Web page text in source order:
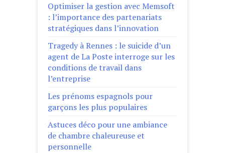
Optimiser la gestion avec Memsoft
: l’importance des partenariats
stratégiques dans l’innovation
Tragedy à Rennes : le suicide d’un
agent de La Poste interroge sur les
conditions de travail dans
l’entreprise
Les prénoms espagnols pour
garçons les plus populaires
Astuces déco pour une ambiance
de chambre chaleureuse et
personnelle